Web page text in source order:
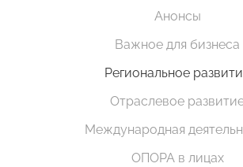
Анонсы
Важное для бизнеса
Региональное
Отраслевое
Международная
ОПОРА в лицах